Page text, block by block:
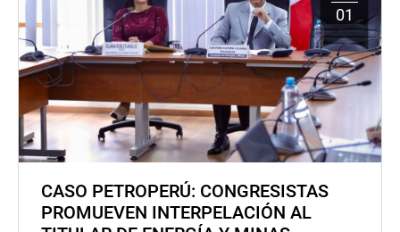
01
CASO PETROPERÚ: CONGRESISTAS
PROMUEVEN INTERPELACIÓN AL